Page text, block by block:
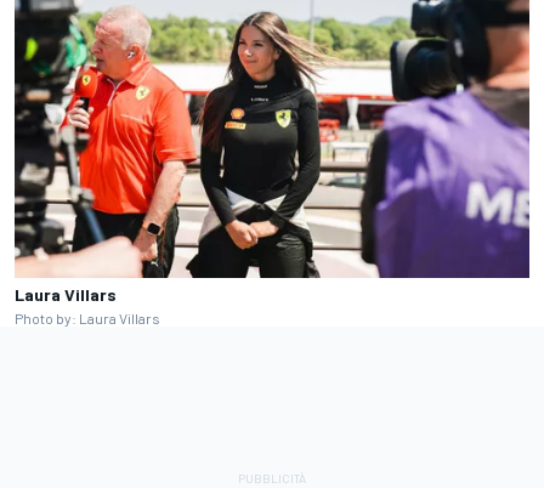
Laura Villars
Photo by: Laura Villars